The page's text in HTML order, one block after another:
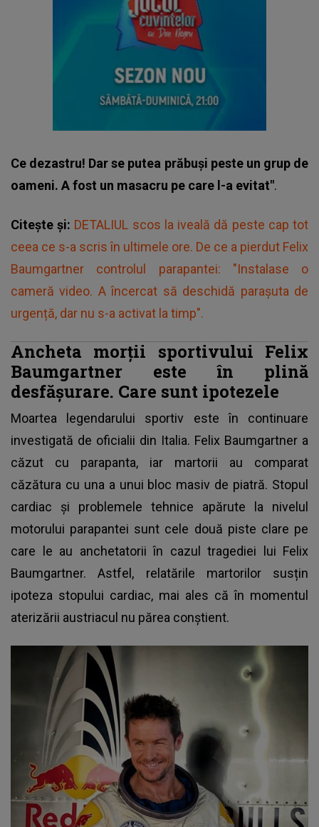
Ce dezastru! Dar se putea prăbuși peste un grup de
oameni. A fost un masacru pe care l-a evitat".
Citește și: DETALIUL scos la iveală dă peste cap tot
ceea ce s-a scris în ultimele ore. De ce a pierdut Felix
Baumgartner controlul parapantei: "Instalase o
cameră video. A încercat să deschidă parașuta de
urgență, dar nu s-a activat la timp".
Ancheta morţii sportivului Felix
Baumgartner este în plină
desfăşurare. Care sunt ipotezele
Moartea legendarului sportiv este în continuare
investigată de oficialii din Italia. Felix Baumgartner a
căzut cu parapanta, iar martorii au comparat
căzătura cu una a unui bloc masiv de piatră. Stopul
cardiac și problemele tehnice apărute la nivelul
motorului parapantei sunt cele două piste clare pe
care le au anchetatorii în cazul tragediei lui Felix
Baumgartner. Astfel, relatările martorilor susțin
ipoteza stopului cardiac, mai ales că în momentul
aterizării austriacul nu părea conștient.